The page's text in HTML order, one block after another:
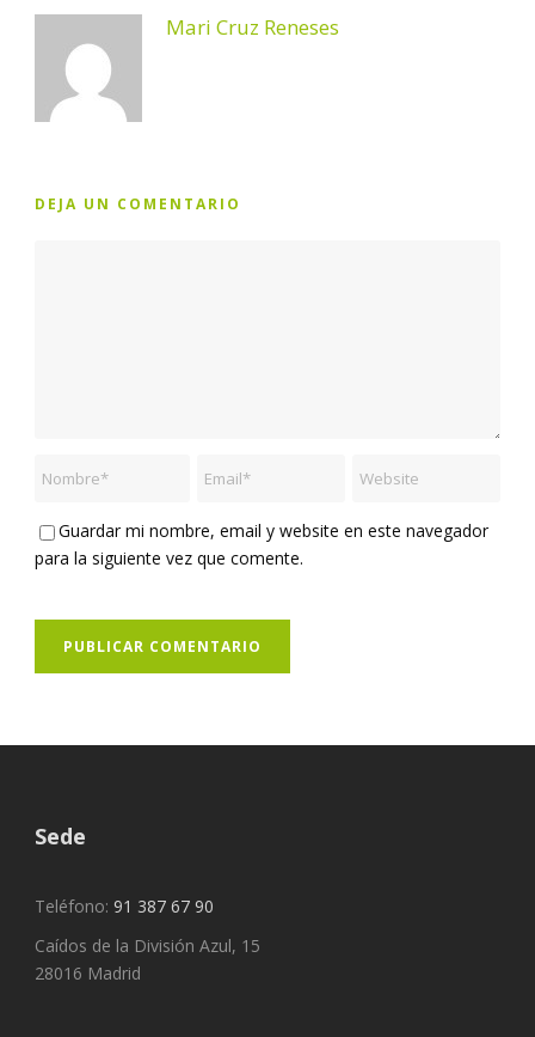
Mari Cruz Reneses
DEJA UN COMENTARIO
Guardar mi nombre, email y website en este navegador
para la siguiente vez que comente.
Sede
Teléfono: 91 387 67 90
Caídos de la División Azul, 15
28016 Madrid